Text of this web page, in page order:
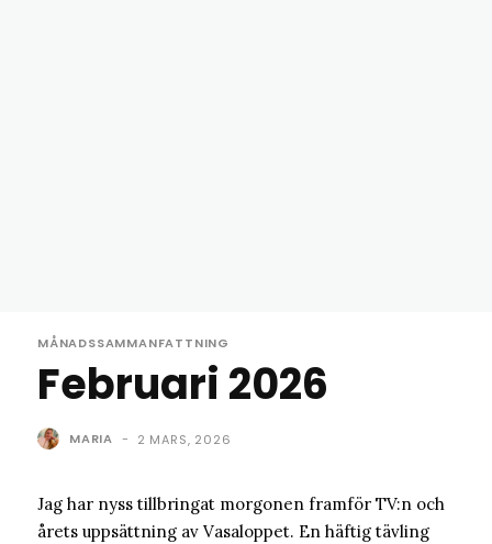
MÅNADSSAMMANFATTNING
Februari 2026
MARIA - 2 MARS, 2026
Jag har nyss tillbringat morgonen framför TV:n och
årets uppsättning av Vasaloppet. En häftig tävling